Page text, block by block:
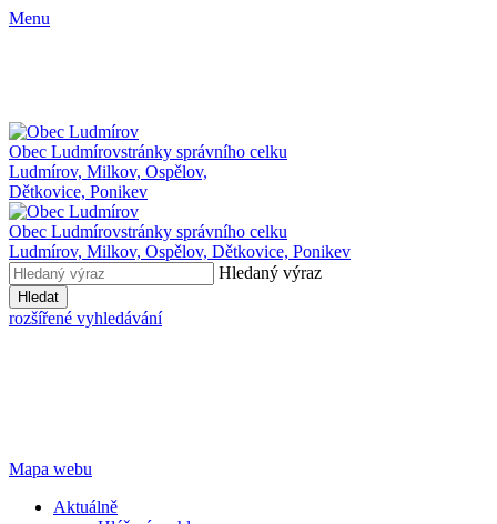
Menu
Obec Ludmírovstránky správního celku
Ludmírov, Milkov, Ospělov,
Dětkovice, Ponikev
Obec Ludmírovstránky správního celku
Ludmírov, Milkov, Ospělov, Dětkovice, Ponikev
Hledaný výraz
Hledat
rozšířené vyhledávání
Mapa webu
Aktuálně